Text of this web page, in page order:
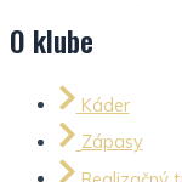
O klube
Káder
Zápasy